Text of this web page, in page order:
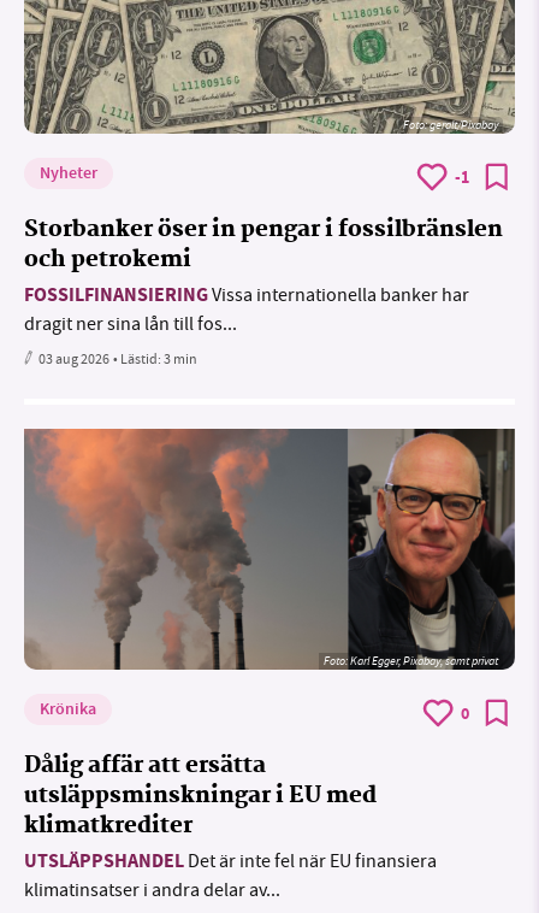
Foto:geralt/Pixabay
Nyheter -1
Storbanker öser in pengar i fossilbränslen
och petrokemi
FOSSILFINANSIERINGVissa internationella banker har
dragit ner sina lån till fos...
03 aug 2026• Lästid:3 min
Foto:Karl Egger, Pixabay, samt privat
Krönika 0
Dålig affär att ersätta
utsläppsminskningar i EU med
klimatkrediter
UTSLÄPPSHANDEL Det är inte fel när EU finansiera
klimatinsatser i andra delar av...